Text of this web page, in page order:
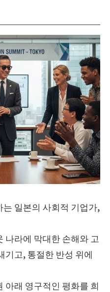
일본의 사회적 기업가,
나라에 막대한 손해와 고
기고, 통절한 반성 위에
아래 영구적인 평화를 희